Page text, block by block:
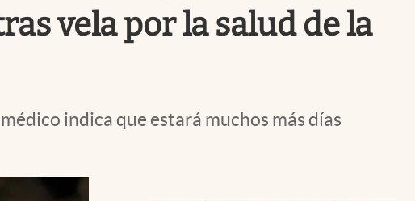
vela por la salud de la
indica que estará muchos más días